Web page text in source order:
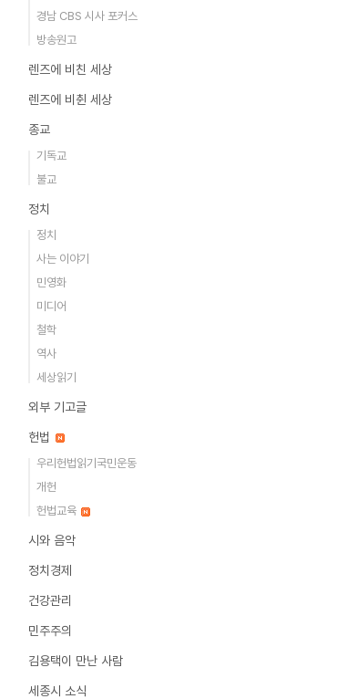
경남 CBS 시사 포커스
방송원고
렌즈에 비친 세상
렌즈에 비췬 세상
종교
기독교
불교
정치
정치
사는 이야기
민영화
미디어
철학
역사
세상읽기
외부 기고글
헌법
우리헌법읽기국민운동
개헌
헌법교육
시와 음악
정치경제
건강관리
민주주의
김용택이 만난 사람
세종시 소식